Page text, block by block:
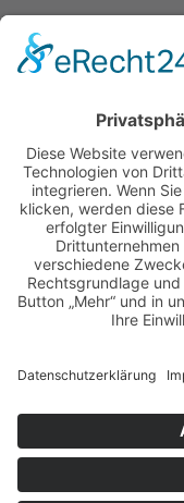
Fr. 8:00 –
Zertifiziert